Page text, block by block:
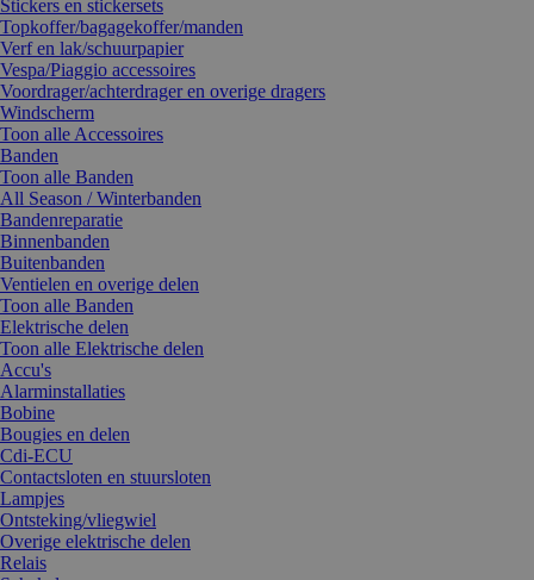
Stickers en stickersets
Topkoffer/bagagekoffer/manden
Verf en lak/schuurpapier
Vespa/Piaggio accessoires
Voordrager/achterdrager en overige dragers
Windscherm
Toon alle Accessoires
Banden
Toon alle Banden
All Season / Winterbanden
Bandenreparatie
Binnenbanden
Buitenbanden
Ventielen en overige delen
Toon alle Banden
Elektrische delen
Toon alle Elektrische delen
Accu's
Alarminstallaties
Bobine
Bougies en delen
Cdi-ECU
Contactsloten en stuursloten
Lampjes
Ontsteking/vliegwiel
Overige elektrische delen
Relais